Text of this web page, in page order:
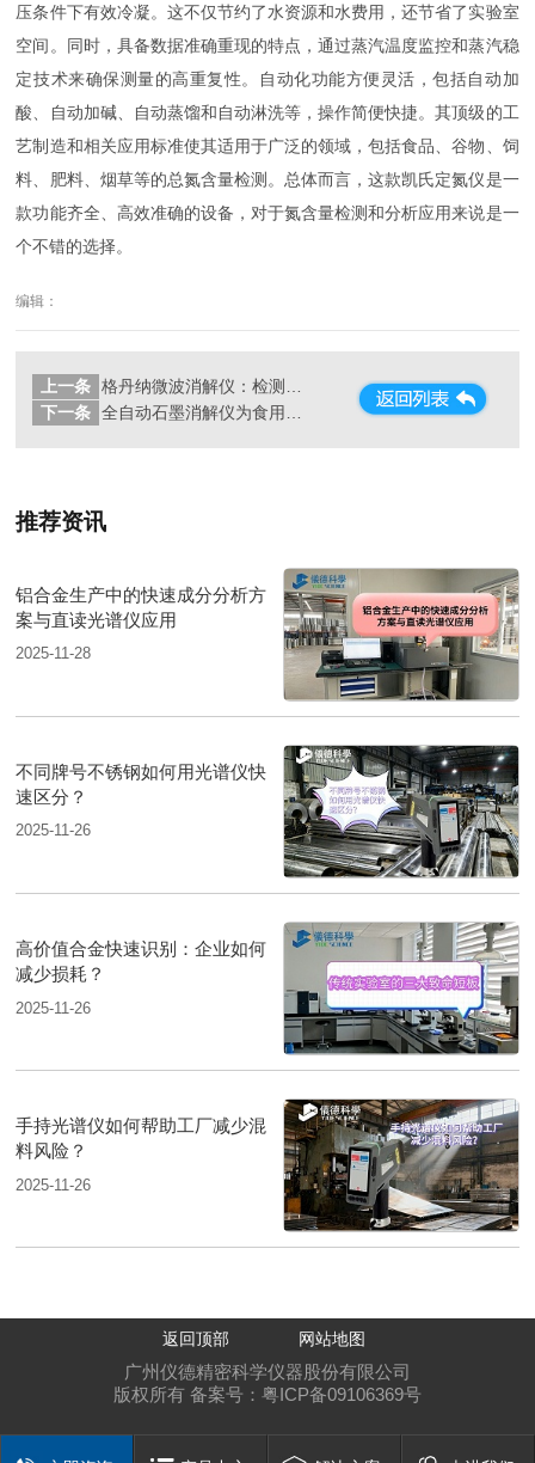
压条件下有效冷凝。这不仅节约了水资源和水费用，还节省了实验室
空间。同时，具备数据准确重现的特点，通过蒸汽温度监控和蒸汽稳
定技术来确保测量的高重复性。自动化功能方便灵活，包括自动加
酸、自动加碱、自动蒸馏和自动淋洗等，操作简便快捷。其顶级的工
艺制造和相关应用标准使其适用于广泛的领域，包括食品、谷物、饲
料、肥料、烟草等的总氮含量检测。总体而言，这款凯氏定氮仪是一
款功能齐全、高效准确的设备，对于氮含量检测和分析应用来说是一
个不错的选择。
编辑：
上一条
下一条
全自动石墨消解仪为食用油中铅、砷的测定方法提高分析效率
推荐资讯
铝合金生产中的快速成分分析方
案与直读光谱仪应用
2025-11-28
不同牌号不锈钢如何用光谱仪快
速区分？
2025-11-26
高价值合金快速识别：企业如何
减少损耗？
2025-11-26
手持光谱仪如何帮助工厂减少混
料风险？
2025-11-26
返回顶部 网站地图
广州仪德精密科学仪器股份有限公司
版权所有 备案号： 粤ICP备09106369号